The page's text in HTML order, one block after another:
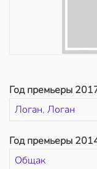
Год премьеры
Логан, Логан
Год премьеры
Общак